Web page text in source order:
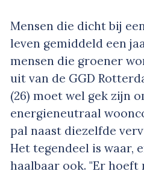
Mensen die dicht bij
leven gemiddeld een
mensen die groener
uit van de GGD
(26) moet wel gek zijn
energieneutraal
pal naast diezelfde
Het tegendeel is waar,
haalbaar ook. "Er hoeft